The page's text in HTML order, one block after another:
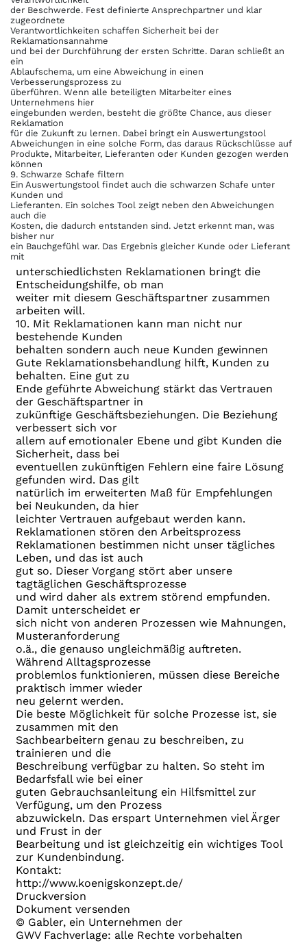
der Beschwerde. Fest definierte Ansprechpartner und klar
zugeordnete
Verantwortlichkeiten schaffen Sicherheit bei der
Reklamationsannahme
und bei der Durchführung der ersten Schritte. Daran schließt an
ein
Ablaufschema, um eine Abweichung in einen
Verbesserungsprozess zu
überführen. Wenn alle beteiligten Mitarbeiter eines
Unternehmens hier
eingebunden werden, besteht die größte Chance, aus dieser
Reklamation
für die Zukunft zu lernen. Dabei bringt ein Auswertungstool
Abweichungen in eine solche Form, das daraus Rückschlüsse auf
Produkte, Mitarbeiter, Lieferanten oder Kunden gezogen werden
können
9. Schwarze Schafe filtern
Ein Auswertungstool findet auch die schwarzen Schafe unter
Kunden und
Lieferanten. Ein solches Tool zeigt neben den Abweichungen
auch die
Kosten, die dadurch entstanden sind. Jetzt erkennt man, was
bisher nur
ein Bauchgefühl war. Das Ergebnis gleicher Kunde oder Lieferant
mit
unterschiedlichsten Reklamationen bringt die
Entscheidungshilfe, ob man
weiter mit diesem Geschäftspartner zusammen
arbeiten will.
10. Mit Reklamationen kann man nicht nur
bestehende Kunden
behalten sondern auch neue Kunden gewinnen
Gute Reklamationsbehandlung hilft, Kunden zu
behalten. Eine gut zu
Ende geführte Abweichung stärkt das Vertrauen
der Geschäftspartner in
zukünftige Geschäftsbeziehungen. Die Beziehung
verbessert sich vor
allem auf emotionaler Ebene und gibt Kunden die
Sicherheit, dass bei
eventuellen zukünftigen Fehlern eine faire Lösung
gefunden wird. Das gilt
natürlich im erweiterten Maß für Empfehlungen
bei Neukunden, da hier
leichter Vertrauen aufgebaut werden kann.
Reklamationen stören den Arbeitsprozess
Reklamationen bestimmen nicht unser tägliches
Leben, und das ist auch
gut so. Dieser Vorgang stört aber unsere
tagtäglichen Geschäftsprozesse
und wird daher als extrem störend empfunden.
Damit unterscheidet er
sich nicht von anderen Prozessen wie Mahnungen,
Musteranforderung
o.ä., die genauso ungleichmäßig auftreten.
Während Alltagsprozesse
problemlos funktionieren, müssen diese Bereiche
praktisch immer wieder
neu gelernt werden.
Die beste Möglichkeit für solche Prozesse ist, sie
zusammen mit den
Sachbearbeitern genau zu beschreiben, zu
trainieren und die
Beschreibung verfügbar zu halten. So steht im
Bedarfsfall wie bei einer
guten Gebrauchsanleitung ein Hilfsmittel zur
Verfügung, um den Prozess
abzuwickeln. Das erspart Unternehmen viel Ärger
und Frust in der
Bearbeitung und ist gleichzeitig ein wichtiges Tool
zur Kundenbindung.
Kontakt:
http://www.koenigskonzept.de/
Druckversion
Dokument versenden
© Gabler, ein Unternehmen der
GWV Fachverlage: alle Rechte vorbehalten